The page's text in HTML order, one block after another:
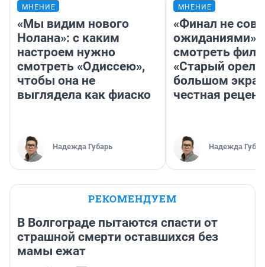
МНЕНИЕ
«Мы видим нового
Нолана»: с каким
настроем нужно
смотреть «Одиссею»,
чтобы она не
выглядела как фиаско
Надежда Губарь
МНЕНИЕ
«Финал не
ожиданиями»:
смотреть
«Старый орел»
большом
честная
Надежда
РЕКОМЕНДУЕМ
В Волгограде пытаются спасти от
страшной смерти оставшихся без
мамы ежат